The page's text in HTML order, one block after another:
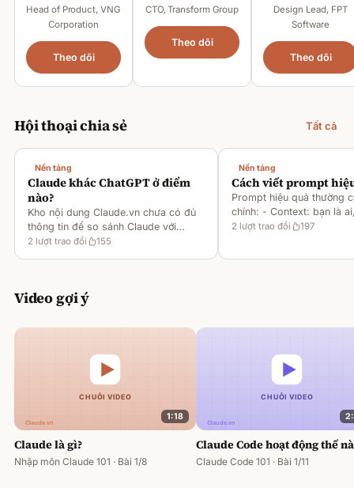
Head of Product, VNG
Corporation
Theo dõi
CTO, Transform Group
Theo dõi
Design Lead, FPT
Software
Theo dõi
Hội thoại chia sẻ Tất cả
Nền tảng
Claude khác ChatGPT ở điểm
nào?
Kho nội dung Claude.vn chưa có đủ
thông tin để so sánh Claude với
ChatGPT. Hiện chỉ có tài liệu về
2 lượt trao đổi 155
Nền tảng
Cách viết prompt
Prompt hiệu quả thường
chính: - Context: bạn là
gì [1][2][6] - Task: muốn
2 lượt trao đổi 197
Video gợi ý
1:18
Claude là gì?
Nhập môn Claude 101 · Bài 1/8
Claude Code hoạt động thế
Claude Code 101 · Bài 1/11